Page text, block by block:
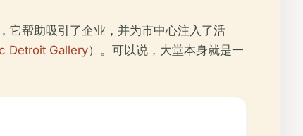
它帮助吸引了企业，并为市中心注入了活
Detroit Gallery）。可以说，大堂本身就是一